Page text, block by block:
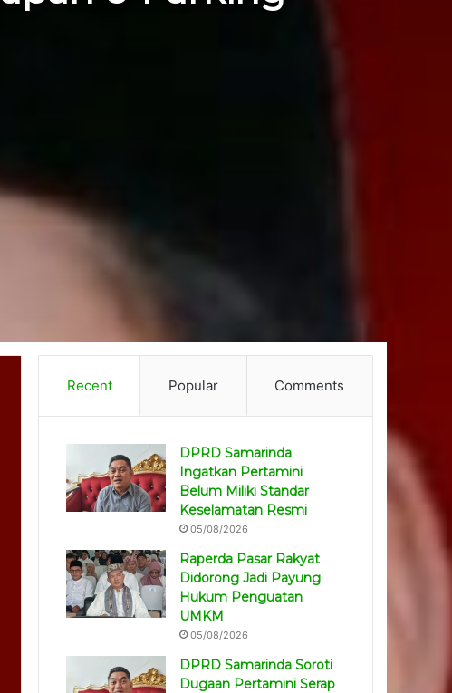
Recent Popular Comments
DPRD Samarinda
Ingatkan Pertamini
Belum Miliki Standar
Keselamatan Resmi
05/08/2026
Raperda Pasar Rakyat
Didorong Jadi Payung
Hukum Penguatan
UMKM
05/08/2026
DPRD Samarinda Soroti
Dugaan Pertamini Serap